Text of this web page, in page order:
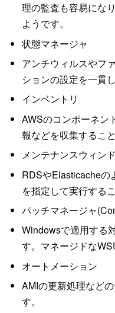
理の監査も容易にな
ようです。
状態マネージャ
アンチウィルスやフ
ションの設定を一貫
インベントリ
AWSのコンポーネン
報などを収集するこ
メンテナンスウィン
RDSやElasticacheの
を指定して実行する
パッチマネージャ
Windowsで適用する
す。マネージドな
オートメーション
AMIの更新処理など
す。